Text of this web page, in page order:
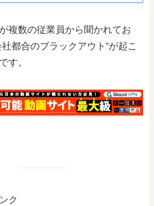
複数の従業員から聞かれてお
社都合のブラックアウト”が起こ
す。
ク